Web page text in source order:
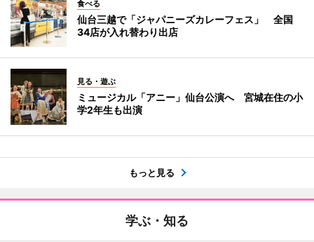
食べる
仙台三越で「ジャパニーズカレーフェス」 全国
34店が入れ替わり出店
見る・遊ぶ
ミュージカル「アニー」仙台公演へ 宮城在住の小
学2年生も出演
もっと見る
学ぶ・知る